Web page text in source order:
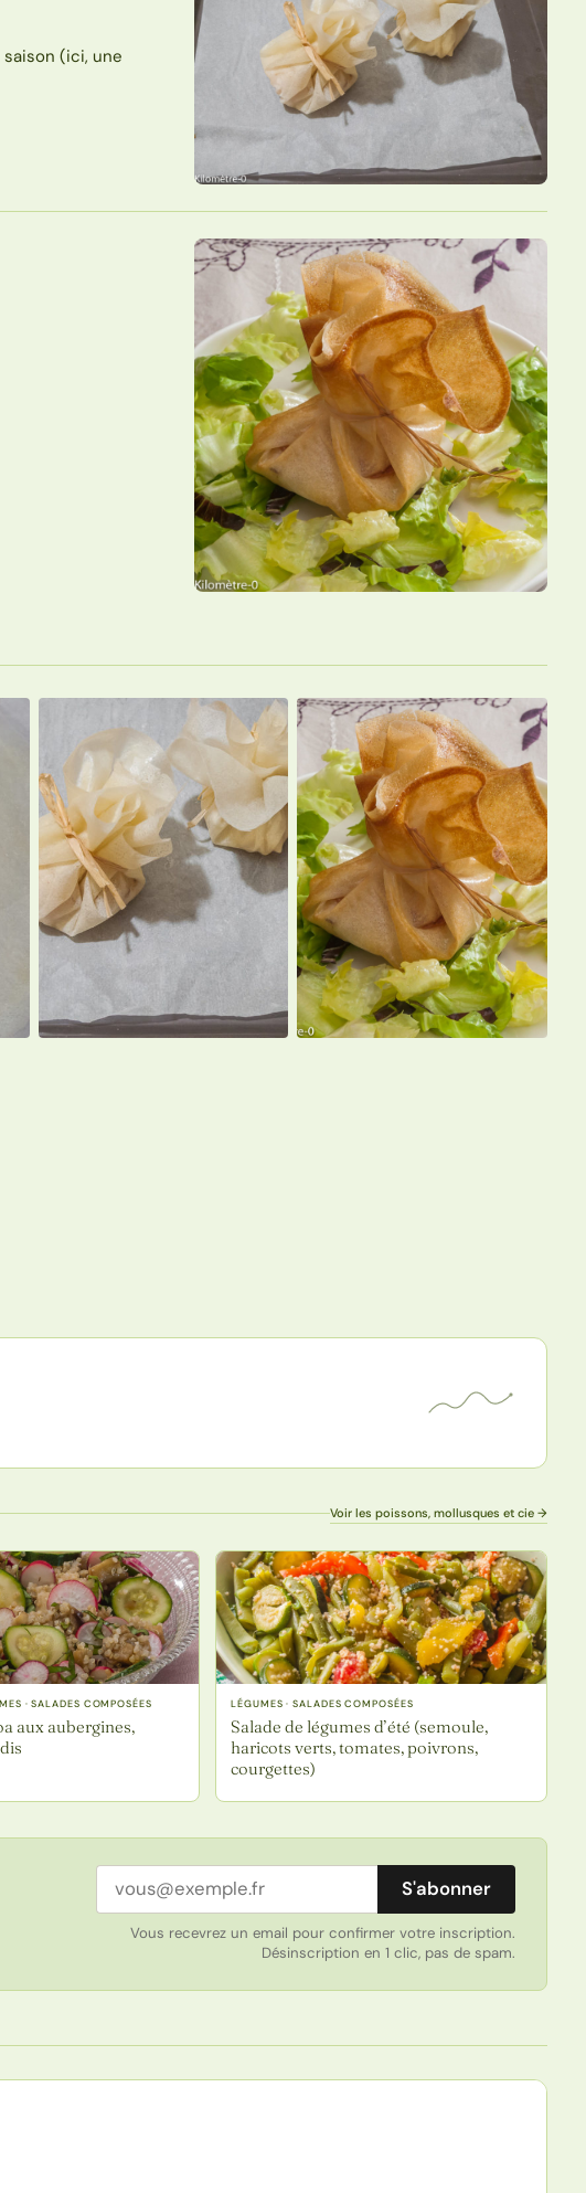
(ici, une
Voir les poissons, mollusques et cie →
· SALADES COMPOSÉES
aux aubergines,
LÉGUMES · SALADES COMPOSÉES
Salade de légumes d’été (semoule,
haricots verts, tomates, poivrons,
courgettes)
Adresse email S'abonner
Vous recevrez un email pour confirmer votre inscription.
Désinscription en 1 clic, pas de spam.